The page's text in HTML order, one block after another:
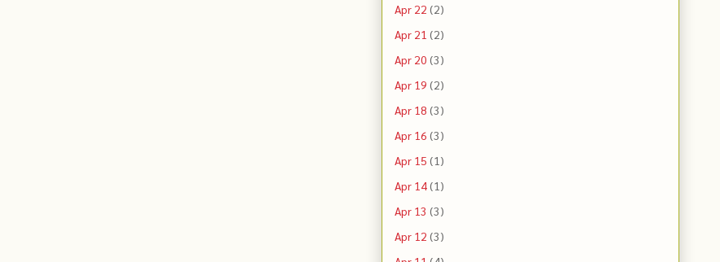
Apr 22 (2)
Apr 21 (2)
Apr 20 (3)
Apr 19 (2)
Apr 18 (3)
Apr 16 (3)
Apr 15 (1)
Apr 14(1)
Apr 13 (3)
Apr 12 (3)